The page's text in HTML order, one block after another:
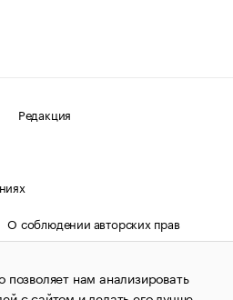
Редакция
О соблюдении авторских прав
агентства «РБК»
службой по надзору в сфере
нам анализировать